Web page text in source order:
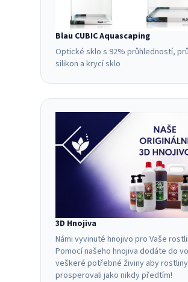
Blau CUBIC Aquascaping
Optické sklo s 92% průhledností,
silikon a krycí sklo
3D Hnojiva
Námi vyvinuté hnojivo pro Vaše
Pomocí našeho hnojiva dodáte do
veškeré potřebné živiny aby rostliny
prosperovali jako nikdy předtím!